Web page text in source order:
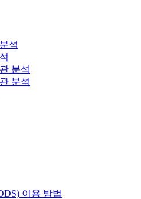
석
분석
분석
이용 방법